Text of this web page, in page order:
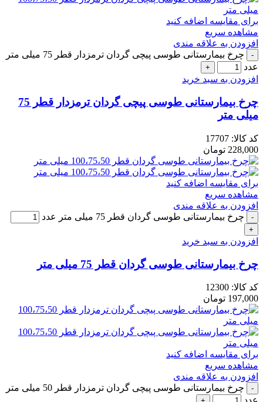
برای مقایسه اضافه کنید
مشاهده سریع
افزودن به علاقه مندی
چرخ بیمارستانی طوسی پیچی گردان ترمزدار قطر 75 میلی متر
عدد
افزودن به سبد خرید
چرخ بیمارستانی طوسی پیچی گردان ترمزدار قطر 75
میلی متر
کد کالا: 17707
228,000 تومان
برای مقایسه اضافه کنید
مشاهده سریع
افزودن به علاقه مندی
چرخ بیمارستانی طوسی گردان قطر 75 میلی متر عدد
افزودن به سبد خرید
چرخ بیمارستانی طوسی گردان قطر 75 میلی متر
کد کالا: 12300
197,000 تومان
برای مقایسه اضافه کنید
مشاهده سریع
افزودن به علاقه مندی
چرخ بیمارستانی طوسی پیچی گردان ترمزدار قطر 50 میلی متر